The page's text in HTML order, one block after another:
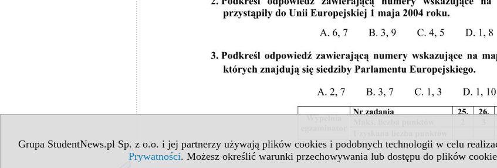
Grupa StudentNews.pl Sp. z o.o. i jej partnerzy używają plików cookies i podobnych technologii w celu
Prywatności. Możesz określić warunki przechowywania lub dostępu do plików